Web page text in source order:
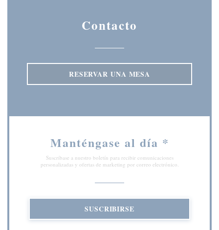
Contacto
RESERVAR UNA MESA
Manténgase al día *
Suscríbase a nuestro boletín para recibir comunicaciones
personalizadas y ofertas de marketing por correo electrónico.
SUSCRIBIRSE